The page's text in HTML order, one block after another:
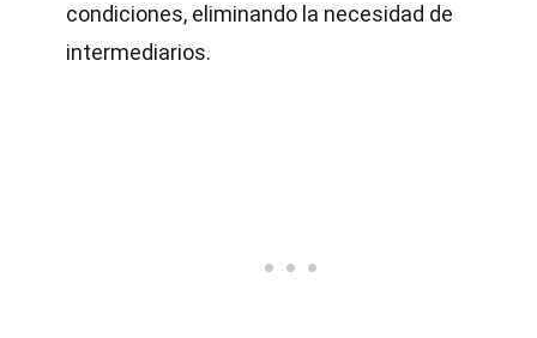
condiciones, eliminando la necesidad de
intermediarios.